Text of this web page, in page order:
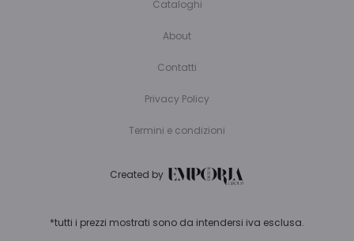
Cataloghi
About
Contatti
Privacy Policy
Termini e condizioni
Created by
*tutti i prezzi mostrati sono da intendersi iva esclusa.